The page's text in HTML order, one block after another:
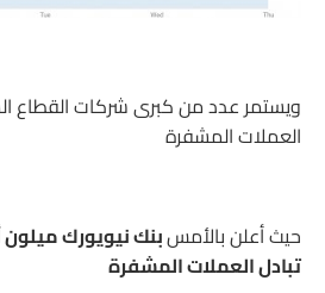
ويستمر عدد من كبرى شركات القطاع
العملات المشفرة
حيث أعلن بالأمسبنك نيويورك
تبادل العملات المشفرة